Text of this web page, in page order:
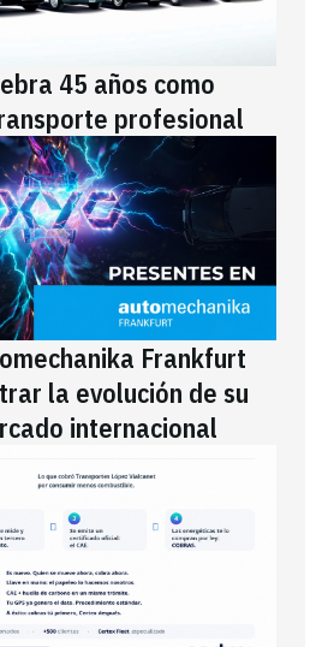
45 años como
profesional
Frankfurt
la evolución de su
internacional